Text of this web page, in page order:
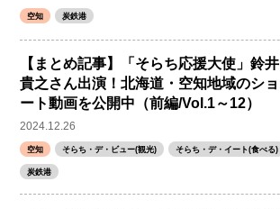
空知 炭鉄港
【まとめ記事】「そらち応援大使」鈴井
貴之さん出演！北海道・空知地域のショ
ート動画を公開中（前編/Vol.1～12）
2024.12.26
空知 そらち・デ・ビュー(観光) そらち・デ・イート(食べる)
炭鉄港